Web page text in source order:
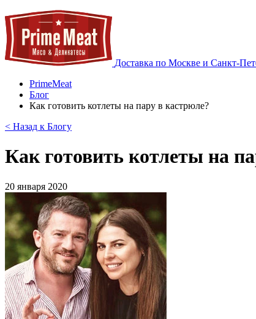
Доставка по Москве и Санкт-
PrimeMeat
Блог
Как готовить котлеты на пару в кастрюле?
< Назад к Блогу
Как готовить котлеты на
20 января 2020